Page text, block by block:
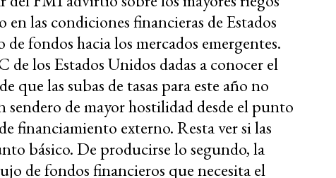
las condiciones financieras de Estados
fondos hacia los mercados emergentes.
de los Estados Unidos dadas a conocer el
que las subas de tasas para este año no
sendero de mayor hostilidad desde el punto
financiamiento externo. Resta ver si las
básico. De producirse lo segundo, la
de fondos financieros que necesita el